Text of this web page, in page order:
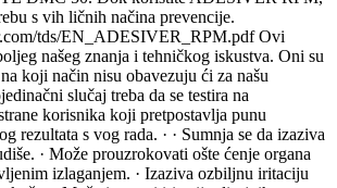
s vih ličnih načina prevencije.
tds/EN_ADESIVER_RPM.pdf Ovi
našeg znanja i tehničkog iskustva. Oni su
koji način nisu obavezuju ći za našu
slučaj treba da se testira na
korisnika koji pretpostavlja punu
rezultata s vog rada. · · Sumnja se da izaziva
· Može prouzrokovati ošte ćenje organa
izlaganjem. · Izaziva ozbiljnu iritaciju